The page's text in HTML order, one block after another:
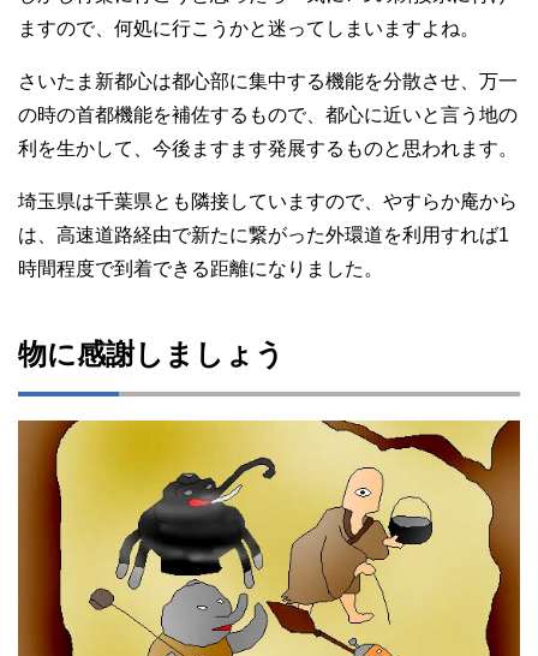
ますので、何処に行こうかと迷ってしまいますよね。
さいたま新都心は都心部に集中する機能を分散させ、万一
の時の首都機能を補佐するもので、都心に近いと言う地の
利を生かして、今後ますます発展するものと思われます。
埼玉県は千葉県とも隣接していますので、やすらか庵から
は、高速道路経由で新たに繋がった外環道を利用すれば1
時間程度で到着できる距離になりました。
物に感謝しましょう